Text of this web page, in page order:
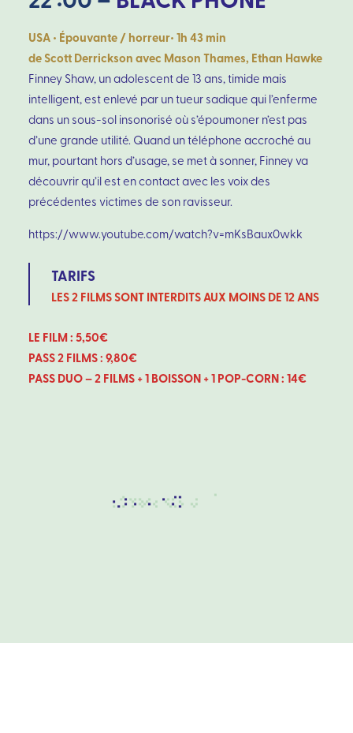
USA • Épouvante / horreur• 1h 43 min
de Scott Derrickson avec Mason Thames, Ethan Hawke
Finney Shaw, un adolescent de 13 ans, timide mais
intelligent, est enlevé par un tueur sadique qui l’enferme
dans un sous-sol insonorisé où s’époumoner n’est pas
d’une grande utilité. Quand un téléphone accroché au
mur, pourtant hors d’usage, se met à sonner, Finney va
découvrir qu’il est en contact avec les voix des
précédentes victimes de son ravisseur.
https://www.youtube.com/watch?v=mKsBaux0wkk
TARIFS
LES 2 FILMS SONT INTERDITS AUX MOINS DE 12 ANS
LE FILM : 5,50€
PASS 2 FILMS : 9,80€
PASS DUO – 2 FILMS + 1 BOISSON + 1 POP-CORN : 14€